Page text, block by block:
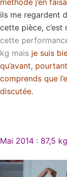
méthode j’en
ils me regardent
cette pièce, c’est
cette
kg mais je suis
qu’avant,
comprends que
discutée.
Mai 2014 : 87,5 kg